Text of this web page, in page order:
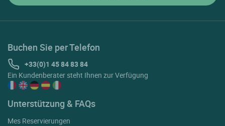
Buchen Sie per Telefon
+33(0)1 45 84 83 84
Ein Kundenberater steht Ihnen zur Verfügung
Unterstützung & FAQs
Mes Reservierungen